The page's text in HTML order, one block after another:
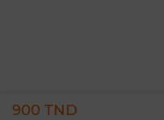
900 TND